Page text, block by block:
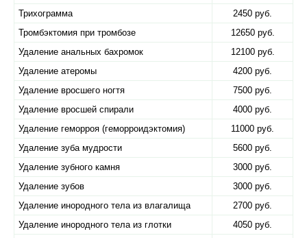
Трихограмма
2450 руб.
Тромбэктомия при тромбозе
12650 руб.
Удаление анальных бахромок
12100 руб.
Удаление атеромы
4200 руб.
Удаление вросшего ногтя
7500 руб.
Удаление вросшей спирали
4000 руб.
Удаление геморроя (геморроидэктомия)
11000 руб.
Удаление зуба мудрости
5600 руб.
Удаление зубного камня
3000 руб.
Удаление зубов
3000 руб.
Удаление инородного тела из влагалища
2700 руб.
Удаление инородного тела из глотки
4050 руб.